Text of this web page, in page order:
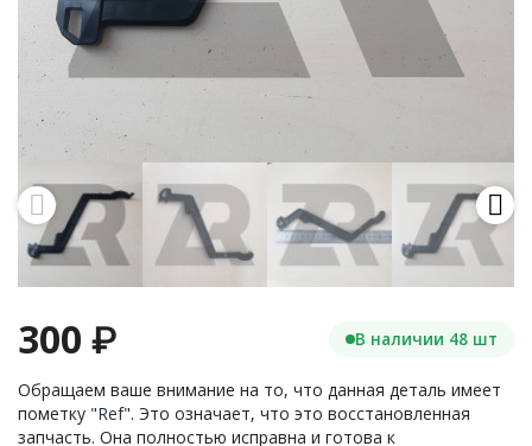
300 ₽
Обращаем ваше внимание на то, что данная деталь имеет
пометку "Ref". Это означает, что это восстановленная
запчасть. Она полностью исправна и готова к
В наличии 48 шт